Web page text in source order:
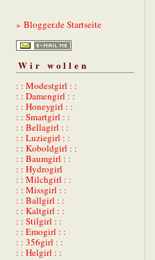
» Blogger.de Startseite
Wir wollen
: : Modestgirl : :
: : Damengirl : :
: : Honeygirl : :
: : Smartgirl : :
: : Bellagirl : :
: : Luziegirl : :
: : Koboldgirl : :
: : Baumgirl : :
: : Hydrogirl
: : Milchgirl : :
: : Missgirl : :
: : Ballgirl : :
: : Kaltgirl : :
: : Stilgirl : :
: : Emogirl : :
: : 356girl : :
: : Helgirl : :